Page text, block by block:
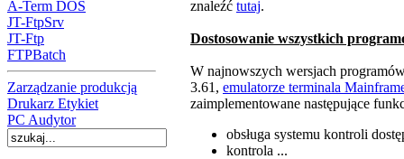
A-Term DOS
JT-FtpSrv
JT-Ftp
FTPBatch
Zarządzanie produkcją
Drukarz Etykiet
PC Audytor
znaleźć tutaj.
Dostosowanie wszystkich
W najnowszych wersjach
3.61, emulatorze terminala
zaimplementowane następujące
obsługa systemu kontroli
kontrola ...